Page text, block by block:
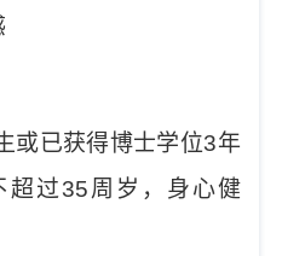
或已获得博士学位3年
超过35周岁，身心健